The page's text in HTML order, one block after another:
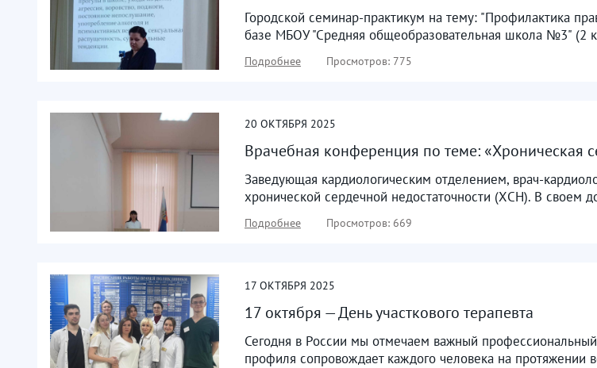
Городской семинар-практикум на тему: "Профилактика
базе МБОУ "Средняя общеобразовательная школа №3" (2
Подробнее Просмотров: 775
20 ОКТЯБРЯ 2025
Врачебная конференция по теме: «Хроническая
Заведующая кардиологическим отделением, врач-
хронической сердечной недостаточности (ХСН). В своем
Подробнее Просмотров: 669
17 ОКТЯБРЯ 2025
17 октября — День участкового терапевта
Сегодня в России мы отмечаем важный
профиля сопровождает каждого человека на протяжении